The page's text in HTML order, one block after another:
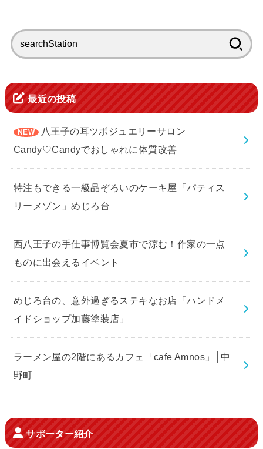
索:
最近の投稿
八王子の耳ツボジュエリーサロン
Candy♡Candyでおしゃれに体質改善
特注もできる一級品ぞろいのケーキ屋「パティス
リーメゾン」めじろ台
西八王子の手仕事博覧会夏市で涼む！作家の一点
ものに出会えるイベント
めじろ台の、意外過ぎるステキなお店「ハンドメ
イドショップ加藤塗装店」
ラーメン屋の2階にあるカフェ「cafe Amnos」│中
野町
サポーター紹介